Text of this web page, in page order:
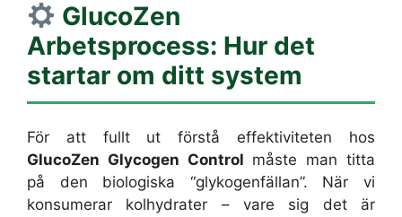
GlucoZen
Arbetsprocess: Hur det
startar om ditt system
För att fullt ut förstå effektiviteten hos
GlucoZen Glycogen Control måste man titta
på den biologiska “glykogenfällan”. När vi
konsumerar kolhydrater – vare sig det är